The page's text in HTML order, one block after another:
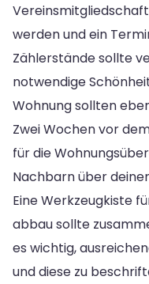
werden und ein
Zählerstände sollte
notwendige
Wohnung sollten
Zwei Wochen vor
für die
Nachbarn über
Eine Werkzeugkiste
abbau sollte
es wichtig,
und diese zu